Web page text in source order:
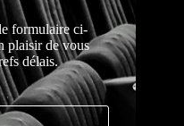
formulaire ci-
plaisir de vous
délais.